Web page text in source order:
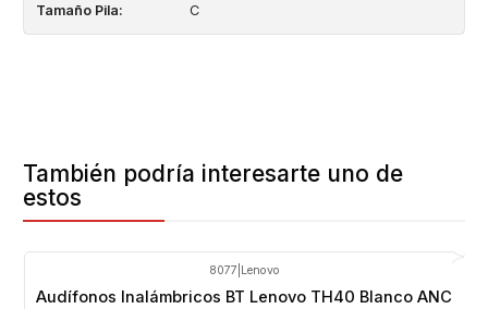
Tamaño Pila: C
También podría interesarte uno de
estos
8077 Lenovo
Audífonos Inalámbricos BT Lenovo TH40 Blanco ANC